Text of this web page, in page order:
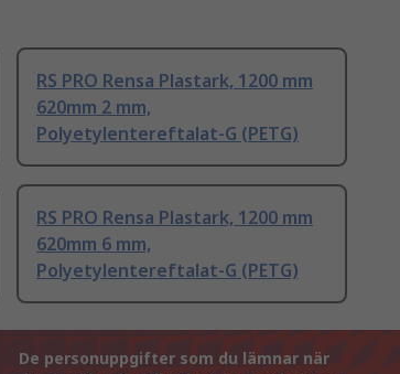
RS PRO Rensa Plastark, 1200 mm
620mm 2 mm,
Polyetylentereftalat-G (PETG)
RS PRO Rensa Plastark, 1200 mm
620mm 6 mm,
Polyetylentereftalat-G (PETG)
De personuppgifter som du lämnar när